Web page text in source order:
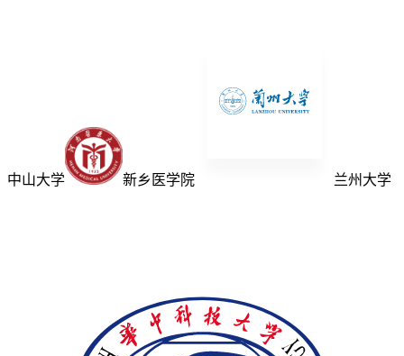
中山大学 新乡医学院 兰州大学